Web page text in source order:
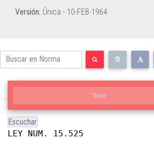
Versión: Única - 10-FEB-1964
Texto
Escuchar
LEY NUM. 15.525